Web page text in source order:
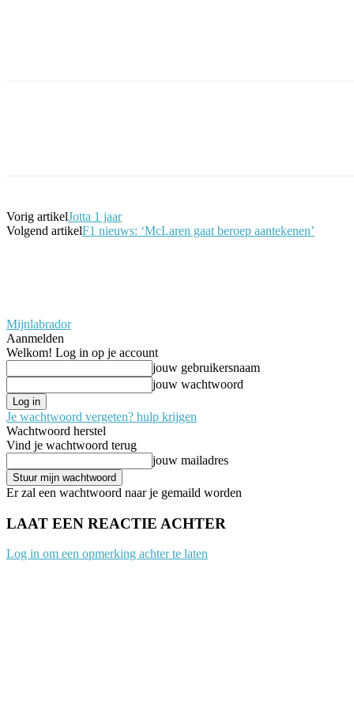
Vorig artikelJotta 1 jaar
Volgend artikelF1 nieuws: ‘McLaren gaat beroep aantekenen’
Mijnlabrador
Aanmelden
Welkom! Log in op je account
jouw gebruikersnaam
jouw wachtwoord
Je wachtwoord vergeten? hulp krijgen
Wachtwoord herstel
Vind je wachtwoord terug
jouw mailadres
Er zal een wachtwoord naar je gemaild worden
LAAT EEN REACTIE ACHTER
Log in om een opmerking achter te laten